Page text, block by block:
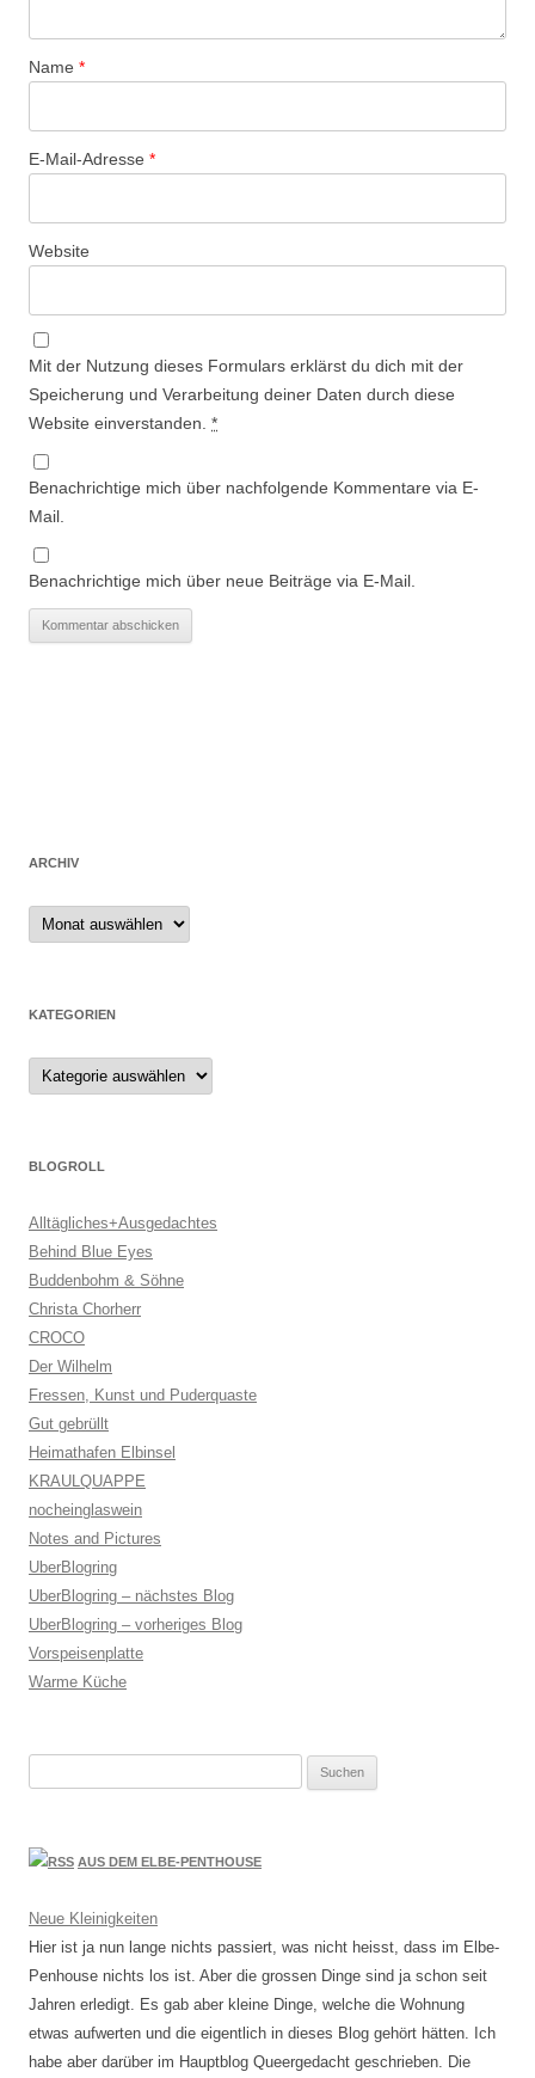
Name *
E-Mail-Adresse *
Website
Mit der Nutzung dieses Formulars erklärst du dich mit der
Speicherung und Verarbeitung deiner Daten durch diese
Website einverstanden. *
Benachrichtige mich über nachfolgende Kommentare via E-
Mail.
Benachrichtige mich über neue Beiträge via E-Mail.
ARCHIV
Archiv
KATEGORIEN
Kategorien
BLOGROLL
Alltägliches+Ausgedachtes
Behind Blue Eyes
Buddenbohm & Söhne
Christa Chorherr
CROCO
Der Wilhelm
Fressen, Kunst und Puderquaste
Gut gebrüllt
Heimathafen Elbinsel
KRAULQUAPPE
nocheinglaswein
Notes and Pictures
UberBlogring
UberBlogring – nächstes Blog
UberBlogring – vorheriges Blog
Vorspeisenplatte
Warme Küche
AUS DEM ELBE-PENTHOUSE
Neue Kleinigkeiten
Hier ist ja nun lange nichts passiert, was nicht heisst, dass im Elbe-
Penhouse nichts los ist. Aber die grossen Dinge sind ja schon seit
Jahren erledigt. Es gab aber kleine Dinge, welche die Wohnung
etwas aufwerten und die eigentlich in dieses Blog gehört hätten. Ich
habe aber darüber im Hauptblog Queergedacht geschrieben. Die